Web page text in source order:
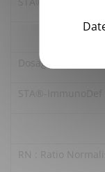
Dosage Facteur XII
STA®-ImmunoDef
RN : Ratio